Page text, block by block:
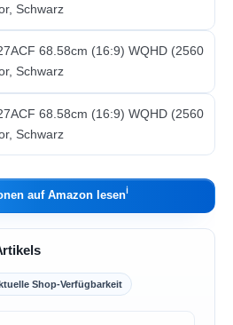
auf Amazon lesenℹ︎
Shop-Verfügbarkeit